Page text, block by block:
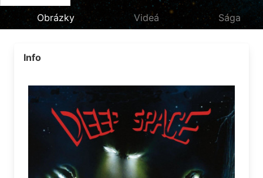
Obrázky Videá Sága
Info